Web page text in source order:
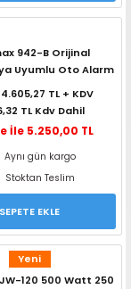
942-B Orijinal
Uyumlu Oto Alarm
TL + KDV
TL Kdv Dahil
İle 5.250,00 TL
Aynı gün kargo
Stoktan Teslim
SEPETE EKLE
Yeni
120 500 Watt 250